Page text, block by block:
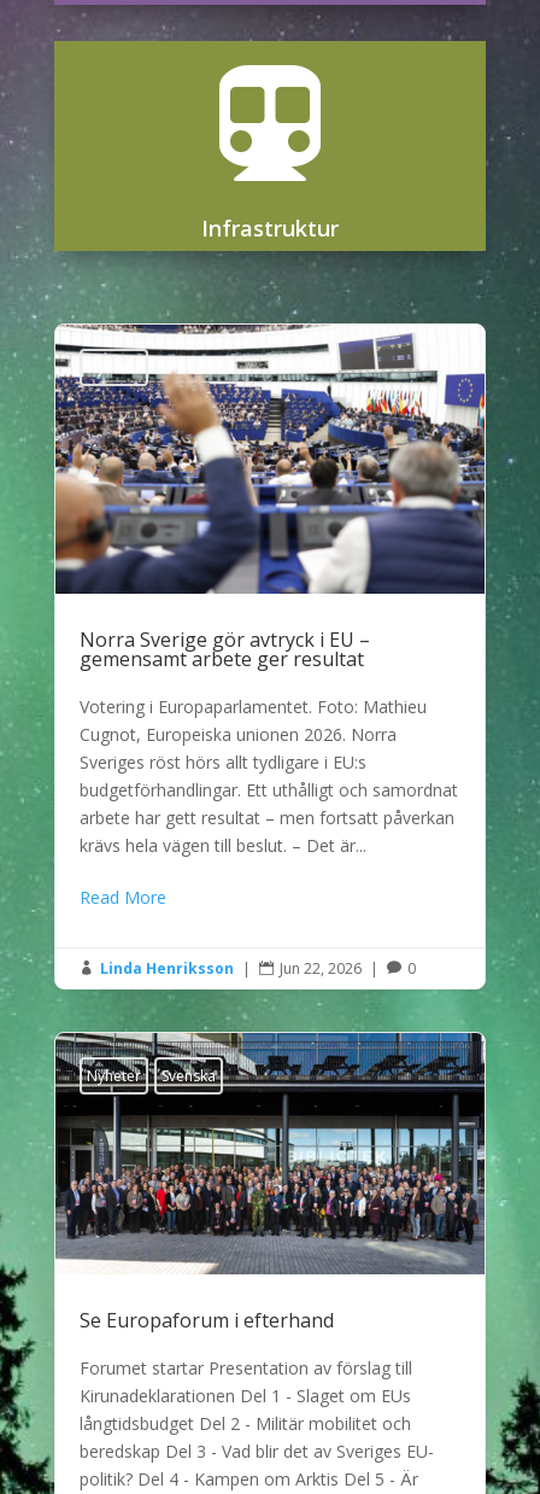

Infrastruktur
Norra Sverige gör avtryck i EU –
gemensamt arbete ger resultat
Votering i Europaparlamentet. Foto: Mathieu
Cugnot, Europeiska unionen 2026. Norra
Sveriges röst hörs allt tydligare i EU:s
budgetförhandlingar. Ett uthålligt och samordnat
arbete har gett resultat – men fortsatt påverkan
krävs hela vägen till beslut. – Det är...
Read More
 Linda Henriksson |  Jun 22, 2026 |  0
Nyheter Svenska
Se Europaforum i efterhand
Forumet startar Presentation av förslag till
Kirunadeklarationen Del 1 - Slaget om EUs
långtidsbudget Del 2 - Militär mobilitet och
beredskap Del 3 - Vad blir det av Sveriges EU-
politik? Del 4 - Kampen om Arktis Del 5 - Är